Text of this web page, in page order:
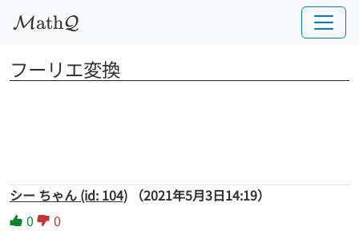
MathQ
フーリエ変換
シー ちゃん (id: 104)
（2021年5月3日14:19）
0
0